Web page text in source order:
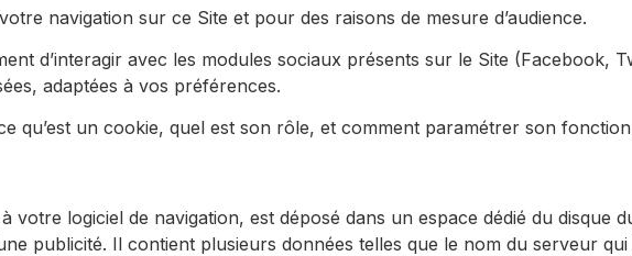
navigation sur ce Site et pour des raisons de mesure d’audience.
d’interagir avec les modules sociaux présents sur le Site (Facebook,
adaptées à vos préférences.
qu’est un cookie, quel est son rôle, et comment paramétrer son
votre logiciel de navigation, est déposé dans un espace dédié du disque
publicité. Il contient plusieurs données telles que le nom du serveur